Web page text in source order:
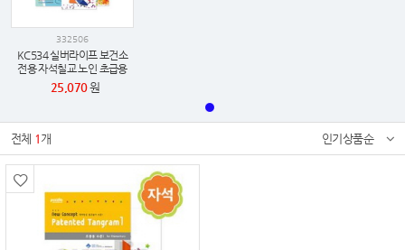
332506
KC534 실버라이프 보건소
전용 자석칠교 노인 초급용
치매예방세트 3
25,070원
전체 1 개 인기상품순